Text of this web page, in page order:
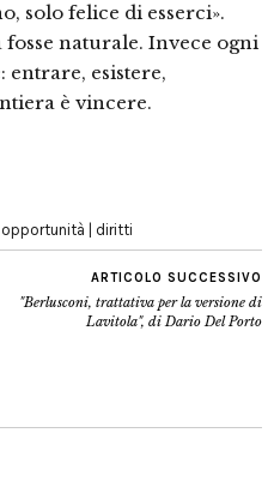
solo felice di esserci».
fosse naturale. Invece ogni
esistere,
è vincere.
| diritti
ARTICOLO SUCCESSIVO
"Berlusconi, trattativa per la versione di
Lavitola", di Dario Del Porto